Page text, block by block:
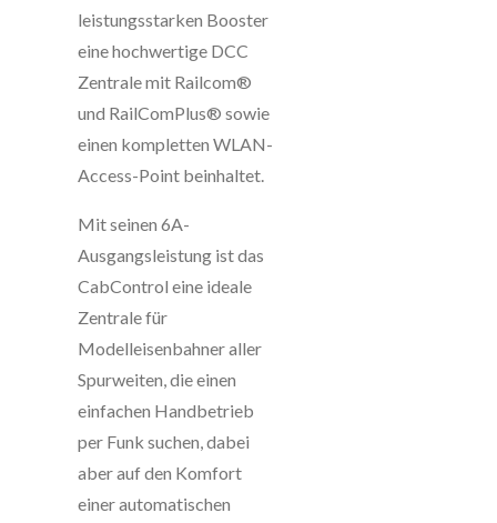
leistungsstarken Booster
eine hochwertige DCC
Zentrale mit Railcom®
und RailComPlus® sowie
einen kompletten WLAN-
Access-Point beinhaltet.
Mit seinen 6A-
Ausgangsleistung ist das
CabControl eine ideale
Zentrale für
Modelleisenbahner aller
Spurweiten, die einen
einfachen Handbetrieb
per Funk suchen, dabei
aber auf den Komfort
einer automatischen